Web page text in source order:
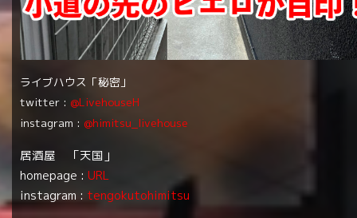
ライブハウス「秘密」
twitter : @LivehouseH
instagram : @himitsu_livehouse
居酒屋 「天国」
homepage : URL
instagram : tengokutohimitsu